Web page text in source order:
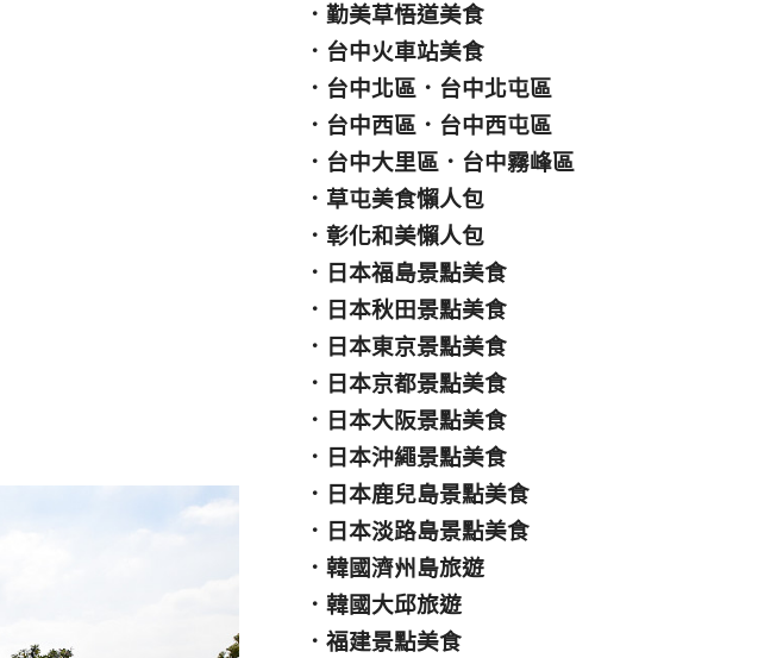
．勤美草悟道美食
． 台中火車站美食
． 台中北區 ． 台中北屯區
． 台中西區 ． 台中西屯區
． 台中大里區 ． 台中霧峰區
． 草屯美食懶人包
．彰化和美懶人包
． 日本福島景點美食
． 日本秋田景點美食
． 日本東京景點美食
． 日本京都景點美食
． 日本大阪景點美食
． 日本沖繩景點美食
． 日本鹿兒島景點美食
． 日本淡路島景點美食
．韓國濟州島旅遊
．韓國大邱旅遊
．福建景點美食